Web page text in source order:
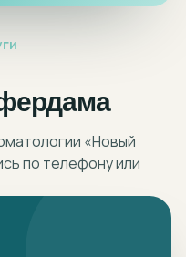
«Новый
по телефону или